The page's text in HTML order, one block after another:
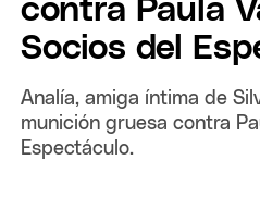
contra Paula
Socios del
Analía, amiga íntima de
munición gruesa contra
Espectáculo.